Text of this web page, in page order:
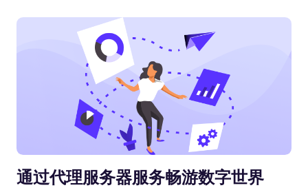
通过代理服务器服务畅游数字世界